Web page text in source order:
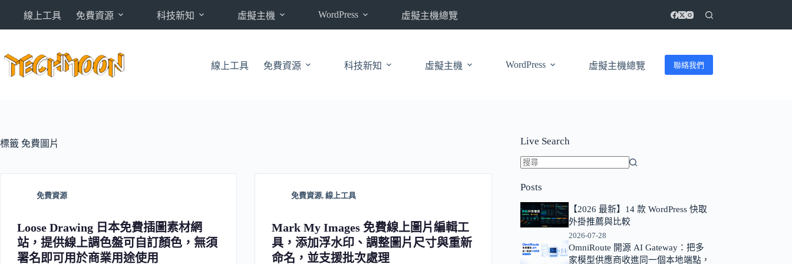
內
線上工具 免費資源 科技新知 虛擬主機 WordPress 虛擬主機總覽
線上工具 免費資源 科技新知 虛擬主機 WordPress 虛擬主機總覽 聯絡我們
標籤 免費圖片
免費資源
Loose Drawing 日本免費插圖素材網
站，提供線上調色盤可自訂顏色，無須
署名即可用於商業用途使用
免費資源, 線上工具
Mark My Images 免費線上圖片編輯工
具，添加浮水印、調整圖片尺寸與重新
命名，並支援批次處理
Live Search
不
到
符
條
件
Posts
【2026 最新】14 款 WordPress 快取
外掛推薦與比較
2026-07-28
OmniRoute 開源 AI Gateway：把多
家模型供應商收進同一個本地端點，